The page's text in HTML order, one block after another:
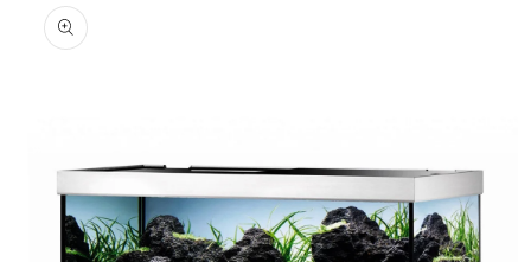
a la
información